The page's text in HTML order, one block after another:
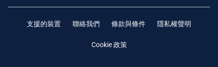
支援的裝置 聯絡我們 條款與條件 隱私權聲明
Cookie 政策